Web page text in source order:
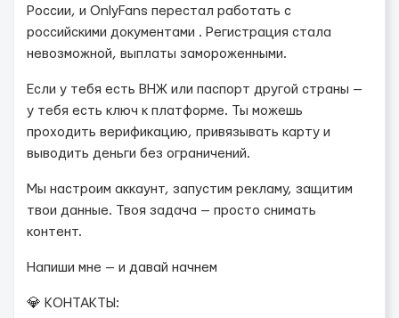
России, и OnlyFans перестал работать с
российскими документами . Регистрация стала
невозможной, выплаты замороженными.
Если у тебя есть ВНЖ или паспорт другой страны —
у тебя есть ключ к платформе. Ты можешь
проходить верификацию, привязывать карту и
выводить деньги без ограничений.
Мы настроим аккаунт, запустим рекламу, защитим
твои данные. Твоя задача — просто снимать
контент.
Напиши мне — и давай начнем
💎 КОНТАКТЫ: